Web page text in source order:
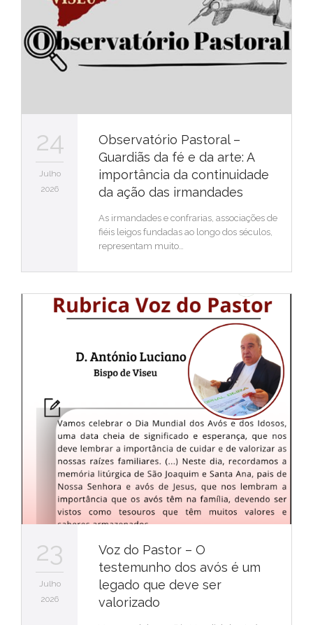
24
Julho
2026
Observatório Pastoral –
Guardiãs da fé e da arte: A
importância da continuidade
da ação das irmandades
As irmandades e confrarias, associações de
fiéis leigos fundadas ao longo dos séculos,
representam muito…
23
Julho
2026
Voz do Pastor – O
testemunho dos avós é um
legado que deve ser
valorizado